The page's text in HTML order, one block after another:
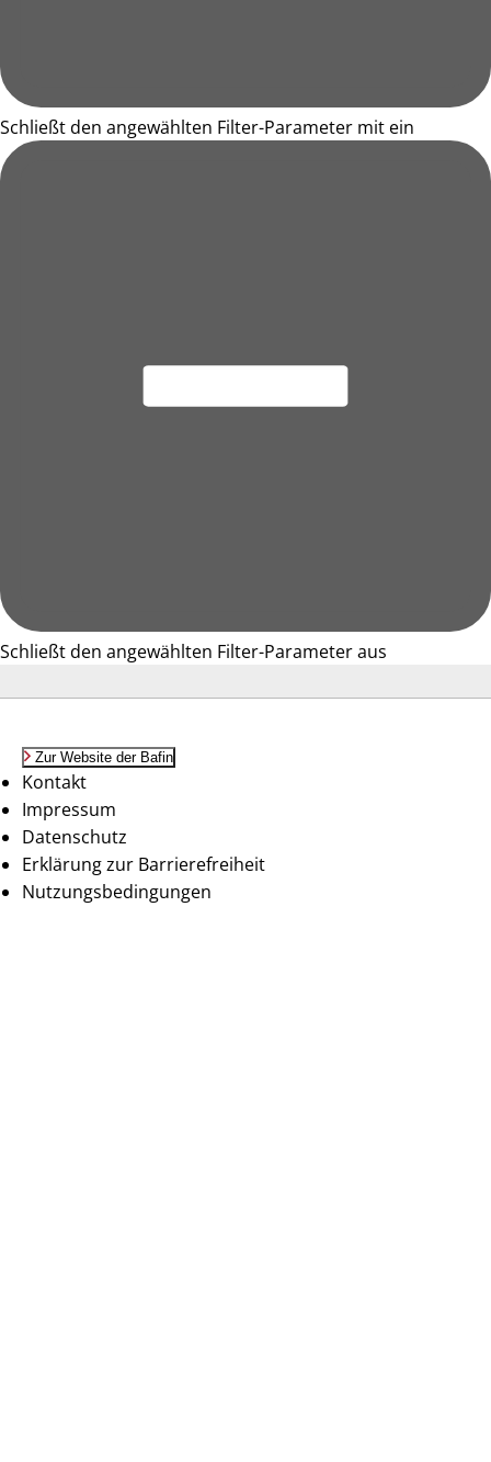
Schließt den angewählten Filter-Parameter mit ein
Schließt den angewählten Filter-Parameter aus
Zur Website der Bafin
Kontakt
Impressum
Datenschutz
Erklärung zur Barrierefreiheit
Nutzungsbedingungen